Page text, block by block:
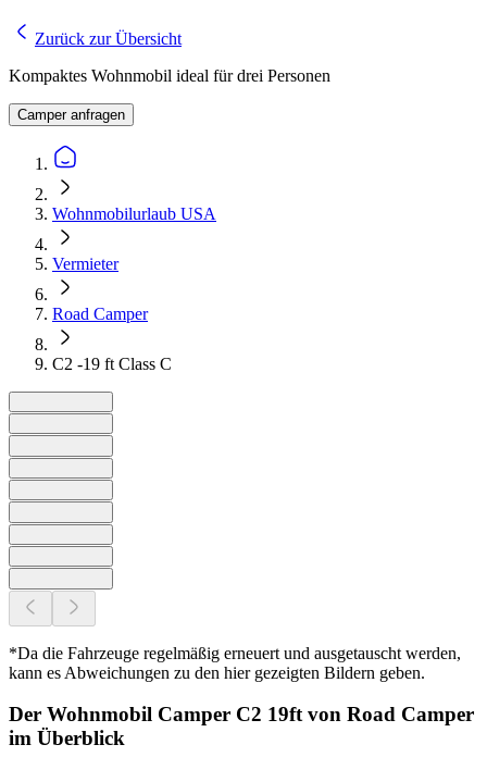
Zurück zur Übersicht
Kompaktes Wohnmobil ideal für drei Personen
Camper anfragen
Wohnmobilurlaub USA
Vermieter
Road Camper
C2 -19 ft Class C
*Da die Fahrzeuge regelmäßig erneuert und ausgetauscht werden,
kann es Abweichungen zu den hier gezeigten Bildern geben.
Der Wohnmobil Camper C2 19ft von Road Camper
im Überblick